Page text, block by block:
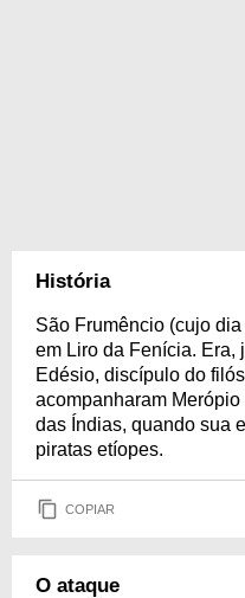
História
São Frumêncio (cujo
em Liro da Fenícia. Era,
Edésio, discípulo do
acompanharam
das Índias, quando sua
piratas etíopes.
COPIAR
O ataque